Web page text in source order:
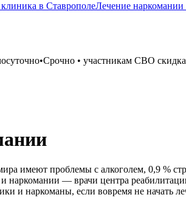
в СтаврополеЛечение наркомании
•Срочно • участникам СВО
имеют проблемы с алкоголем, 0,9 %
наркомании — врачи центра
и наркоманы, если вовремя не начать